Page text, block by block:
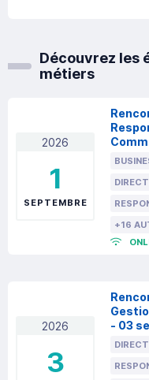
Découvrez les
métiers
2026
1
SEPTEMBRE
+16
2026
3
- 03